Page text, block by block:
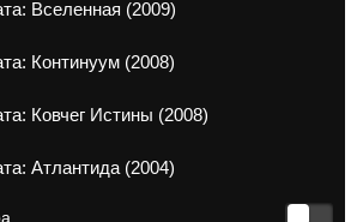
Вселенная (2009)
Континуум (2008)
Ковчег Истины (2008)
Атлантида (2004)